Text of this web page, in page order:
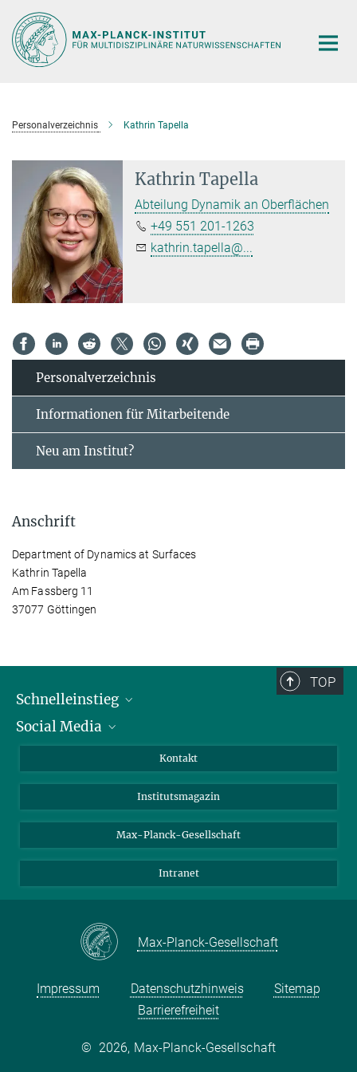
Hauptinhalt
Personalverzeichnis Kathrin Tapella
Kathrin Tapella
Abteilung Dynamik an Oberflächen
+49 551 201-1263
kathrin.tapella@...
Personal­verzeichnis
Informationen für Mitarbeitende
Neu am Institut?
Anschrift
Department of Dynamics at Surfaces
Kathrin Tapella
Am Fassberg 11
37077 Göttingen
TOP
Schnelleinstieg
Alumni
Schulen
Studierende
Social Media
Facebook
YouTube
Kontakt
Institutsmagazin
Max-Planck-Gesellschaft
Intranet
Max-Planck-Gesellschaft
Impressum Datenschutzhinweis
Sitemap
Barrierefreiheit
© 2026, Max-Planck-Gesellschaft